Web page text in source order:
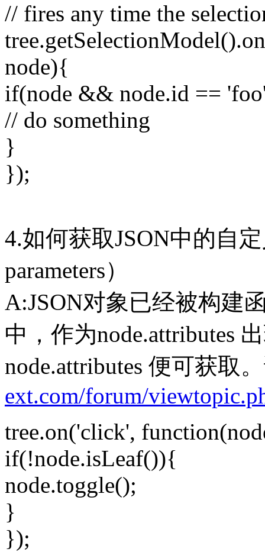
// fires any time the
node){
if(node && node.id ==
// do something
}
});
4.如何获取JSON中的自
parameters）
A:JSON对象已经被构建
中，作为node.attributes
node.attributes 便可获取
ext.com/forum/
tree.on('click',
if(!node.isLeaf()){
node.toggle();
}
});